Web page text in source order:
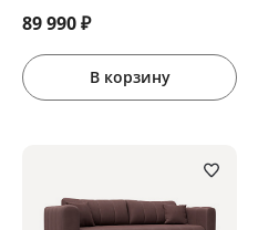
89 990₽
В корзину